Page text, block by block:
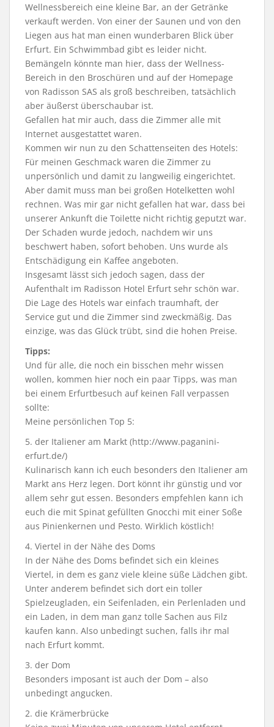
Wellnessbereich eine kleine Bar, an der Getränke
verkauft werden. Von einer der Saunen und von den
Liegen aus hat man einen wunderbaren Blick über
Erfurt. Ein Schwimmbad gibt es leider nicht.
Bemängeln könnte man hier, dass der Wellness-
Bereich in den Broschüren und auf der Homepage
von Radisson SAS als groß beschreiben, tatsächlich
aber äußerst überschaubar ist.
Gefallen hat mir auch, dass die Zimmer alle mit
Internet ausgestattet waren.
Kommen wir nun zu den Schattenseiten des Hotels:
Für meinen Geschmack waren die Zimmer zu
unpersönlich und damit zu langweilig eingerichtet.
Aber damit muss man bei großen Hotelketten wohl
rechnen. Was mir gar nicht gefallen hat war, dass bei
unserer Ankunft die Toilette nicht richtig geputzt war.
Der Schaden wurde jedoch, nachdem wir uns
beschwert haben, sofort behoben. Uns wurde als
Entschädigung ein Kaffee angeboten.
Insgesamt lässt sich jedoch sagen, dass der
Aufenthalt im Radisson Hotel Erfurt sehr schön war.
Die Lage des Hotels war einfach traumhaft, der
Service gut und die Zimmer sind zweckmäßig. Das
einzige, was das Glück trübt, sind die hohen Preise.
Tipps:
Und für alle, die noch ein bisschen mehr wissen
wollen, kommen hier noch ein paar Tipps, was man
bei einem Erfurtbesuch auf keinen Fall verpassen
sollte:
Meine persönlichen Top 5:
5. der Italiener am Markt (http://www.paganini-
erfurt.de/)
Kulinarisch kann ich euch besonders den Italiener am
Markt ans Herz legen. Dort könnt ihr günstig und vor
allem sehr gut essen. Besonders empfehlen kann ich
euch die mit Spinat gefüllten Gnocchi mit einer Soße
aus Pinienkernen und Pesto. Wirklich köstlich!
4. Viertel in der Nähe des Doms
In der Nähe des Doms befindet sich ein kleines
Viertel, in dem es ganz viele kleine süße Lädchen gibt.
Unter anderem befindet sich dort ein toller
Spielzeugladen, ein Seifenladen, ein Perlenladen und
ein Laden, in dem man ganz tolle Sachen aus Filz
kaufen kann. Also unbedingt suchen, falls ihr mal
nach Erfurt kommt.
3. der Dom
Besonders imposant ist auch der Dom – also
unbedingt angucken.
2. die Krämerbrücke